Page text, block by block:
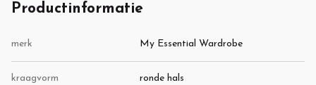
Productinformatie
merk My Essential Wardrobe
kraagvorm ronde hals